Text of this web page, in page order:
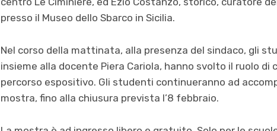
presso il Museo dello Sbarco in Sicilia.
Nel corso della mattinata, alla presenza del sindaco, gli
insieme alla docente Piera Cariola, hanno svolto il ruolo
percorso espositivo. Gli studenti continueranno ad
mostra, fino alla chiusura prevista l’8 febbraio.